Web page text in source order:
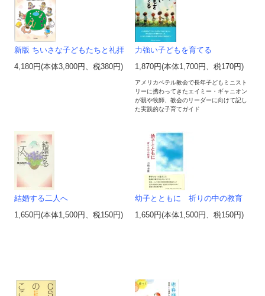
新版 ちいさな子どもたちと礼拝
4,180円(本体3,800円、税380円)
力強い子どもを育てる
1,870円(本体1,700円、税170円)
アメリカベテル教会で長年子どもミニスト
リーに携わってきたエイミー・ギャニオン
が親や牧師、教会のリーダーに向けて記し
た実践的な子育てガイド
結婚する二人へ
1,650円(本体1,500円、税150円)
幼子とともに 祈りの中の教育
1,650円(本体1,500円、税150円)